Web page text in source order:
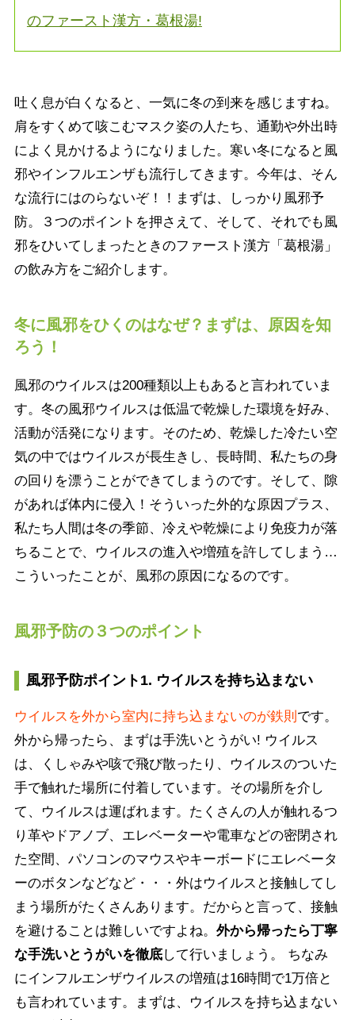
のファースト漢方・葛根湯!
吐く息が白くなると、一気に冬の到来を感じますね。
肩をすくめて咳こむマスク姿の人たち、通勤や外出時
によく見かけるようになりました。寒い冬になると風
邪やインフルエンザも流行してきます。今年は、そん
な流行にはのらないぞ！！まずは、しっかり風邪予
防。３つのポイントを押さえて、そして、それでも風
邪をひいてしまったときのファースト漢方「葛根湯」
の飲み方をご紹介します。
冬に風邪をひくのはなぜ？まずは、原因を知
ろう！
風邪のウイルスは200種類以上もあると言われていま
す。冬の風邪ウイルスは低温で乾燥した環境を好み、
活動が活発になります。そのため、乾燥した冷たい空
気の中ではウイルスが長生きし、長時間、私たちの身
の回りを漂うことができてしまうのです。そして、隙
があれば体内に侵入！そういった外的な原因プラス、
私たち人間は冬の季節、冷えや乾燥により免疫力が落
ちることで、ウイルスの進入や増殖を許してしまう…
こういったことが、風邪の原因になるのです。
風邪予防の３つのポイント
風邪予防ポイント1. ウイルスを持ち込まない
ウイルスを外から室内に持ち込まないのが鉄則 です。
外から帰ったら、まずは手洗いとうがい! ウイルス
は、くしゃみや咳で飛び散ったり、ウイルスのついた
手で触れた場所に付着しています。その場所を介し
て、ウイルスは運ばれます。たくさんの人が触れるつ
り革やドアノブ、エレベーターや電車などの密閉され
た空間、パソコンのマウスやキーボードにエレベータ
ーのボタンなどなど・・・外はウイルスと接触してし
まう場所がたくさんあります。だからと言って、接触
を避けることは難しいですよね。 外から帰ったら丁寧
な手洗いとうがいを徹底して行いましょう。 ちなみ
にインフルエンザウイルスの増殖は16時間で1万倍と
も言われています。まずは、ウイルスを持ち込まない